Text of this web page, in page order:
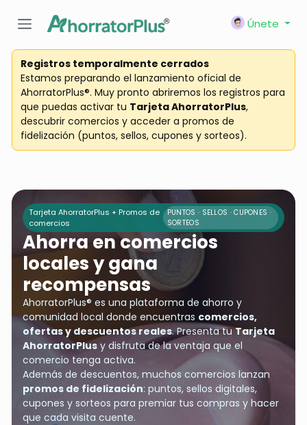
Únete
Registros temporalmente cerrados
Estamos preparando el lanzamiento oficial de
AhorratorPlus®. Muy pronto abriremos los registros para
que puedas activar tu Tarjeta AhorratorPlus,
descubrir comercios y acceder a promos de
fidelización (puntos, sellos, cupones y sorteos).
Tarjeta AhorratorPlus + Promos de
comercios
PUNTOS · SELLOS · CUPONES ·
SORTEOS
Ahorra en comercios
locales y gana
recompensas
AhorratorPlus® es una plataforma de ahorro y
comunidad local donde encuentras comercios,
ofertas y descuentos reales. Presenta tuTarjeta
AhorratorPlus y disfruta de la ventaja que el
comercio tenga activa.
Además de descuentos, muchos comercios lanzan
promos de fidelización: puntos, sellos digitales,
cupones y sorteos para premiar tus compras y hacer
que cada visita cuente.